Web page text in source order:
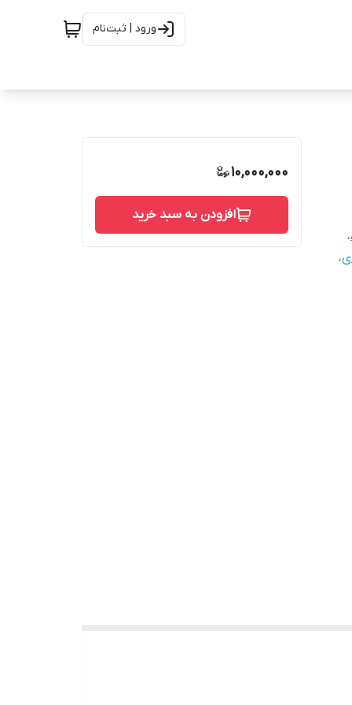
ورود | ثبت‌نام
،
،
10,000,000
افزودن به سبد خرید